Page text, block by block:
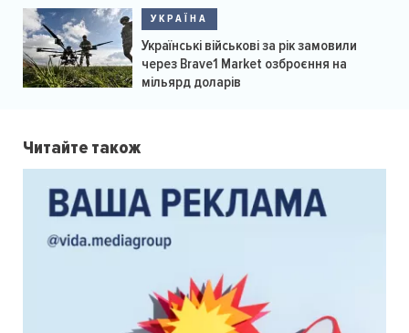
УКРАЇНА
Українські військові за рік замовили
через Brave1 Market озброєння на
мільярд доларів
Читайте також